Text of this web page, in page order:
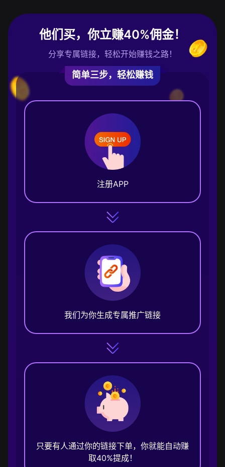
他们买，你立赚40%佣金！
分享专属链接，轻松开始赚钱之路！
简单三步，轻松赚钱
注册APP
我们为你生成专属推广链接
只要有人通过你的链接下单，你就能自动赚
取40%提成！